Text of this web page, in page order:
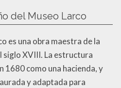
del Museo Larco
es una obra maestra de la
XVIII. La estructura
1680 como una hacienda, y
y adaptada para